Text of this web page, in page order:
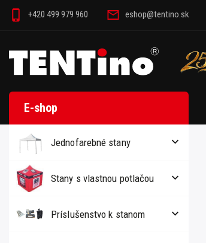
+420 499 979 960 eshop@tentino.sk
Jednofarebné stany
Stany s vlastnou potlačou
Príslušenstvo k stanom